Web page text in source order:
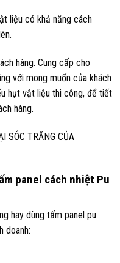
liệu có khả năng cách
hàng. Cung cấp cho
với mong muốn của khách
hụt vật liệu thi công, để tiết
hàng.
SÓC TRĂNG CỦA
panel cách nhiệt Pu
hay dùng tấm panel pu
doanh: